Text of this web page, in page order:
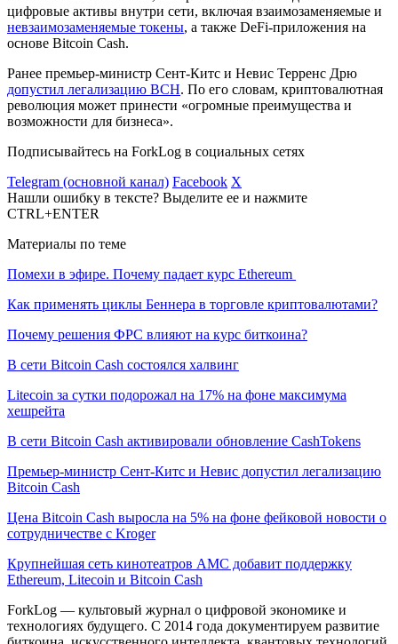
цифровые активы внутри сети, включая взаимозаменяемые и
невзаимозаменяемые токены, а также DeFi-приложения на
основе Bitcoin Cash.
Ранее премьер-министр Сент-Китс и Невис Терренс Дрю
допустил легализацию BCH. По его словам, криптовалютная
революция может принести «огромные преимущества и
возможности для бизнеса».
Подписывайтесь на ForkLog в социальных сетях
Telegram (основной канал) Facebook X
Нашли ошибку в тексте? Выделите ее и нажмите
CTRL+ENTER
Материалы по теме
Помехи в эфире. Почему падает курс Ethereum
Как применять циклы Беннера в торговле криптовалютами?
Почему решения ФРС влияют на курс биткоина?
В сети Bitcoin Cash состоялся халвинг
Litecoin за сутки подорожал на 17% на фоне максимума
хешрейта
В сети Bitcoin Cash активировали обновление CashTokens
Премьер-министр Сент-Китс и Невис допустил легализацию
Bitcoin Cash
Цена Bitcoin Cash выросла на 5% на фоне фейковой новости о
сотрудничестве с Kroger
Крупнейшая сеть кинотеатров AMC добавит поддержку
Ethereum, Litecoin и Bitcoin Cash
ForkLog — культовый журнал о цифровой экономике и
технологиях будущего. С 2014 года документируем развитие